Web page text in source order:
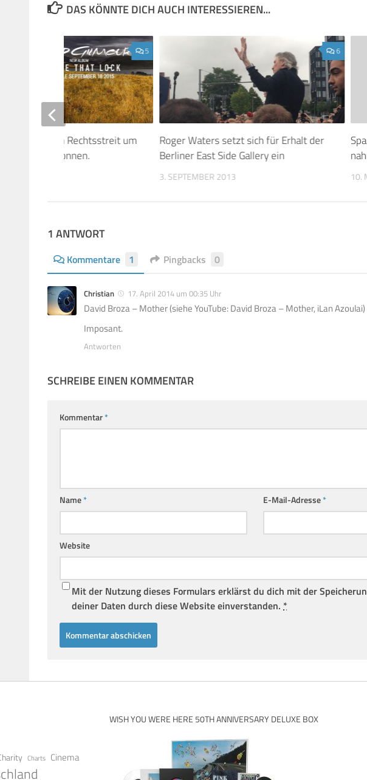
DAS KÖNNTE DICH AUCH INTERESSIEREN...
6
Roger Waters setzt sich für Erhalt der
Berliner East Side Gallery ein
3. SEPTEMBER 2013 10.
5
hat den Rechtsstreit um
Jingle gewonnen.
1 ANTWORT
Kommentare 1 Pingbacks 0
Christian 17. April 2014 um 00:35 Uhr
David Broza – Mother (siehe YouTube: David Broza – Mother, iLan Azoulai)
Imposant.
Antworten
SCHREIBE EINEN KOMMENTAR
Kommentar*
Name* E-Mail-Adresse*
Website
Mit der Nutzung dieses Formulars erklärst du dich mit der
deiner Daten durch diese Website einverstanden. *
Charts Cinema
WISH YOU WERE HERE 50TH ANNIVERSARY DELUXE BOX